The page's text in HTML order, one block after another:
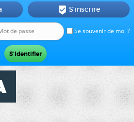
Se souvenir de moi ?
 S'inscrire